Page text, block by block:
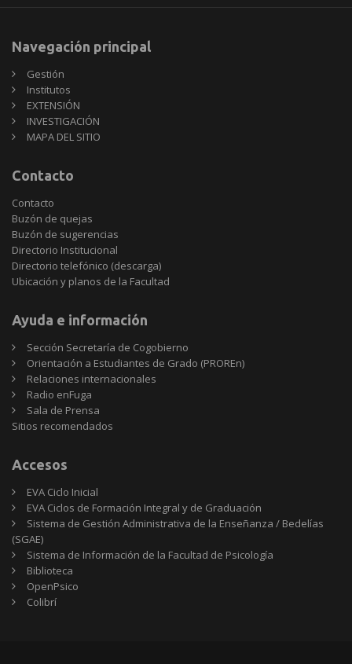
Navegación principal
Gestión
Institutos
EXTENSIÓN
INVESTIGACIÓN
MAPA DEL SITIO
Contacto
Contacto
Buzón de quejas
Buzón de sugerencias
Directorio Institucional
Directorio telefónico (descarga)
Ubicación y planos de la Facultad
Ayuda e información
Sección Secretaría de Cogobierno
Orientación a Estudiantes de Grado (PROREn)
Relaciones internacionales
Radio enFuga
Sala de Prensa
Sitios
Sitios recomendados
Accesos
EVA Ciclo Inicial
EVA Ciclos de Formación Integral y de Graduación
Sistema de Gestión Administrativa de la Enseñanza / Bedelías
(SGAE)
Sistema de Información de la Facultad de Psicología
Biblioteca
OpenPsico
Colibrí